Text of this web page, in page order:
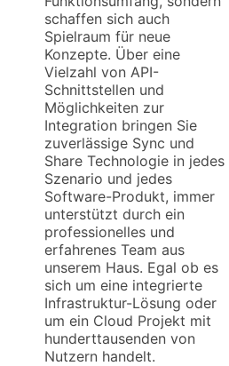
schaffen sich auch
Spielraum für neue
Konzepte. Über eine
Vielzahl von API-
Schnittstellen und
Möglichkeiten zur
Integration bringen Sie
zuverlässige Sync und
Share Technologie in jedes
Szenario und jedes
Software-Produkt, immer
unterstützt durch ein
professionelles und
erfahrenes Team aus
unserem Haus. Egal ob es
sich um eine integrierte
Infrastruktur-Lösung oder
um ein Cloud Projekt mit
hunderttausenden von
Nutzern handelt.